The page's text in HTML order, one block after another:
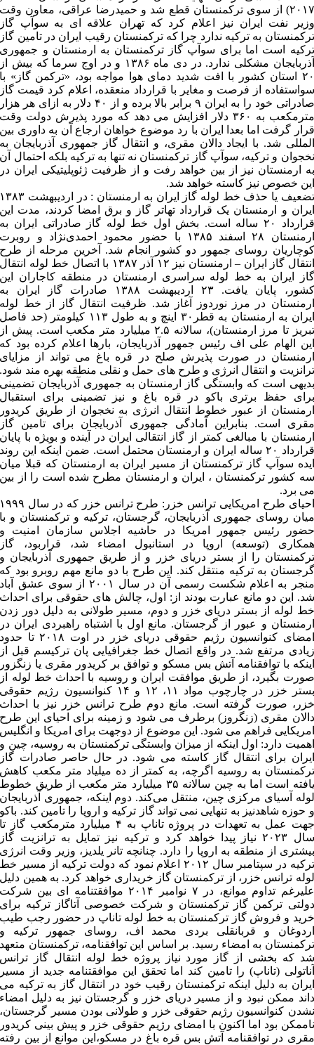
۲۰۱۷) از سوی ترکمنستان قطع شد و حمیدرضا عراقی، معاون وقت
وزیر نفت ایران نیز اعلام کرد که تهران علاقه ای به سوآپ گاز
ترکمنستان به ترکیه ندارد چرا که ترکمنستان رقیب ایران در تامین گاز
ترکیه است اما برای سوآپ گاز ترکمنستان به ارمنستان و جمهوری
آذربایجان مشکلی ندارد. در دی ماه ۱۳۸۶ و در اوج سرما که بیش از
۲۰ استان کشور با افت شدید دمای هوا مواجه بود، «ترکمن گاز» با
سواستفاده از فرصت و مغایر با قرارداد منعقده، اعلام کرد قیمت گاز
صادراتی خود را به ایران ۹ برابر بالا برده و از ۴۰ دلار به ازای هر هزار
مترمکعب به ۳۶۰ دلار افزایش می دهد که مورد پذیرش دولت وقت
قرار گرفت اما بعدا ایران با رد موضوع خواهان ارجاع آن به داوری بین
المللی شد. با ایجاد دالان مقری، و انتقال گاز جمهوری آذربایجان به
نخجوان و ترکیه، سوآپ گاز ترکمنستان نه تنها به ترکیه بلکه احتمال آن
به ارمنستان نیز از بین خواهد رفت و از ظرفیت ژئوپلیتیکی ایران در
این خصوص نیز کاسته خواهد شد.
تضعیف یا حذف خط لوله گاز ایران به ارمنستان : در اردیبهشت ۱۳۸۳
ایران و ارمنستان یک قرارداد تهاتر گاز و برق امضا کردند، مدت این
قرارداد ۲۰ ساله است. بخش اول خط لوله گاز صادراتی ایران به
ارمنستان ۲۸ اسفند ۱۳۸۵ با حضور محمود احمدی‌نژاد و روبرت
کوچاریان روسای جمهور دو کشور انجام شد. آخرین مرحله از طرح
انتقال گاز ایران – ارمنستان نیز ۱۲ آذر ۱۳۸۷ با اتصال خط لوله انتقال
گاز ایران به خط لوله سراسری ارمنستان در منطقه کاجاران این
کشور، پایان یافت. ۲۳ اردیبهشت ۱۳۸۸ صادرات گاز ایران به
ارمنستان در مرز نوردوز آغاز شد. ظرفیت انتقال گاز از خط لوله
ایران به ارمنستان به قطر۳۰ اینچ و به طول ۱۱۳ کیلومتر (حد فاصل
تبریز تا مرز ارمنستان)، سالانه ۲.۵ میلیارد متر مکعب است. پیش از
این الهام علی اف رئیس جمهور آذربایجان، بارها اعلام کرده بود که
ارمنستان در صورت پذیرش صلح در قره باغ می تواند از مزایای
ترانزیت و انتقال انرژی و طرح های حمل و نقلی منطقه بهره مند شود.
بدیهی است که وابستگی گاز ارمنستان به جمهوری آذربایجان تضمینی
برای حفظ برتری باکو در قره باغ و نیز تضمینی برای استقبال
ارمنستان از عبور خطوط انتقال انرژی به نخجوان از طریق کریدور
مقری است. بنابراین آمادگی جمهوری آذربایجان برای تامین گاز
ارمنستان با مبالغی کمتر از گاز انتقالی ایران در آینده و بویژه با پایان
قرارداد ۲۰ ساله ایران و ارمنستان محتمل است. ضمن اینکه این روند
ایده سوآپ گاز ترکمنستان از مسیر ایران به ارمنستان که قبلا میان
سه کشور ترکمنستان ، ایران و ارمنستان مطرح شده است را از بین
می برد.
احیای طرح امریکایی ترانس خزر: طرح ترانس خزر که در سال ۱۹۹۹
میان روسای جمهوری آذربایجان، گرجستان، ترکیه و ترکمنستان و با
حضور رئیس جمهور امریکا در حاشیه اجلاس سازمان امنیت و
همکاری (توسعه) اروپا در استانبول امضاء شد، قراربود، گاز
ترکمنستان را از بستر دریای خزر و از طریق جمهوری آذربایجان و
گرجستان به ترکیه منتقل کند. این طرح با دو مانع مهم روبرو بود که
منجر به اعلام شکست رسمی آن در سال ۲۰۰۱ از سوی عشق آباد
شد. این دو مانع عبارت بودند از: اول، چالش های حقوقی برای احداث
خط لوله از بستر دریای خزر و دوم، مسیر طولانی به دلیل دور زدن
ارمنستان و عبور از گرجستان. مانع اول با اشتباه راهبردی ایران در
امضای کنوانسیون رژیم حقوقی دریای خزر در اوت ۲۰۱۸ تا حدود
زیادی مرتفع شد. در واقع اتصال خط جغرافیایی پان ترکیسم قبل از
اینکه با توافقنامه آتش بس مسکو و توافق بر کریدور مقری یا زنگزور
صورت بگیرد، از طریق موافقت ایران و روسیه با احداث خط لوله از
بستر خزر در چارچوب مواد ۱۱، ۱۲ و ۱۴ کنوانسیون رژیم حقوقی
خزر، صورت گرفته است. مانع دوم طرح ترانس خزر نیز با احداث
دالان مقری (زنگروز) برطرف می شود و زمینه برای احیای این طرح
امریکایی فراهم می شود. این موضوع از دوجهت برای امریکا و انگلیس
اهمیت دارد: اول اینکه از میزان وابستگی ترکمنستان به روسیه، چین و
ایران برای انتقال گاز کاسته می شود. در حال حاصر صادرات گاز
ترکمنستان به روسیه اگرچه، به کمتر از ده میلیاد متر مکعب کاهش
یافته است اما به چین سالانه ۳۵ میلیارد متر مکعب از طریق خطوط
لوله آسیای مرکزی چین، منتقل می‌کند. دوم اینکه، جمهوری آذربایجان
و حوزه شاهدنیز به تنهایی نمی تواند گاز ترکیه و اروپا را تامین کند. باکو
جهت عمل به تعهدات در پروژه تاناپ به ۴ میلیارد مترمکعب گاز تا
سال ۲۰۲۳ نیاز پیدا خواهد کرد و ترکیه نیز تمایل به ترانزیت گاز
بیشتری از منطقه به اروپا را دارد. چنانچه تانر یلدیز، وزیر وقت انرژی
ترکیه در سپتامبر سال ۲۰۱۲ اعلام نمود که دولت ترکیه از مسیر خط
لوله ترانس خزر، از ترکمنستان گاز خریداری خواهد کرد. به همین دلیل
علیرغم تداوم موانع، در ۷ نوامبر ۲۰۱۴ موافقتنامه ای بین شرکت
دولتی ترکمن گاز ترکمنستان و شرکت خصوصی آتاگاز ترکیه برای
خرید و فروش گاز ترکمنستان به خط لوله تاناپ در حضور رجب طیب
اردوغان و قربانقلی بردی محمد اف، روسای جمهور ترکیه و
ترکمنستان به امضاء رسید. بر اساس این توافقنامه، ترکمنستان متعهد
شد که بخشی از گاز مورد نیاز پروژه خط لوله انتقال گاز ترانس
آناتولی (تاناپ) را تامین کند اما تحقق این موافقتنامه جدید از مسیر
ایران به دلیل اینکه ترکمنستان رقیب خود در انتقال گاز به ترکیه می
داند ممکن نبود و از مسیر دریای خزر و گرجستان نیز به دلیل امضاء
نشدن کنوانسیون رژیم حقوقی خزر و طولانی بودن مسیر گرجستان،
ناممکن بود اما اکنون با امضای رژیم حقوقی خزر و پیش بینی کریدور
مقری در توافقنامه آتش بس قره باغ در مسکو،این موانع از بین رفته